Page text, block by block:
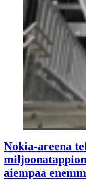
Nokia-areena
aiempaa